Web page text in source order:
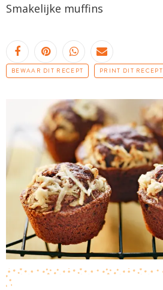
Smakelijke muffins
BEWAAR DIT RECEPT PRINT DIT RECEPT